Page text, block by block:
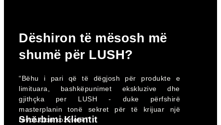
Dëshiron të mësosh më
shumë për LUSH?
“Bëhu i pari që të dëgjosh për produkte e
limituara, bashkëpunimet ekskluzive dhe
gjithçka per LUSH - duke përfshirë
masterplanin tonë sekret për të krijuar një
revolucion kozmetik!”
Shërbimi Klientit